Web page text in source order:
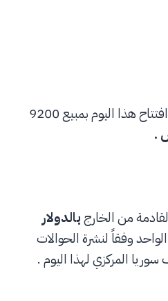
في حين كان السعر الأعلى في افتتاح هذا اليوم بمبيع 9200
.
من الخارجبالدولار
الواحد وفقاً لنشرة الحوالات
المركزي لهذا اليوم .